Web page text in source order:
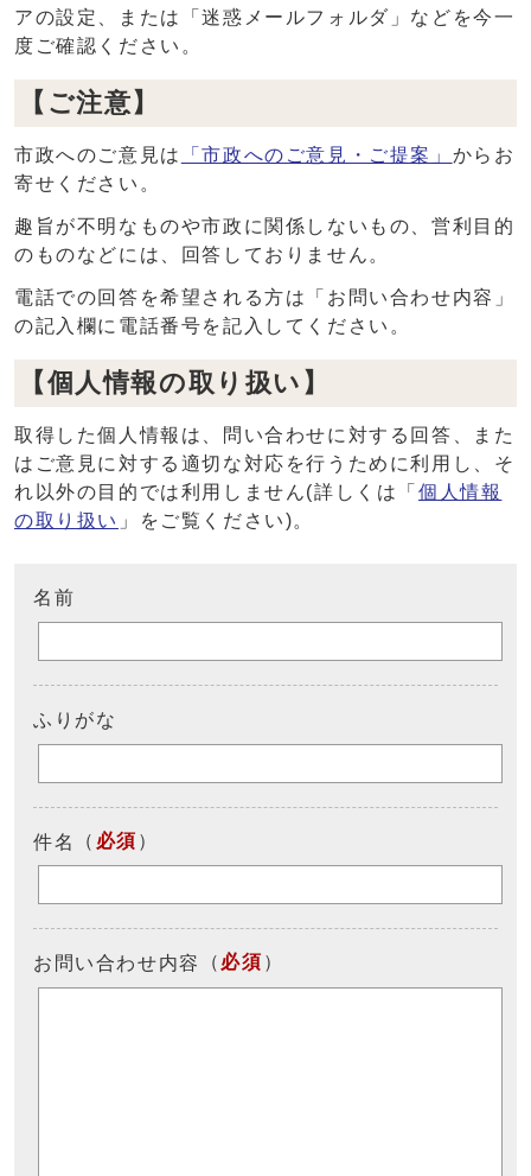
アの設定、または「迷惑メールフォルダ」などを今一
度ご確認ください。
【ご注意】
市政へのご意見は 「市政へのご意見・ご提案」 からお
寄せください。
趣旨が不明なものや市政に関係しないもの、営利目的
のものなどには、回答しておりません。
電話での回答を希望される方は「お問い合わせ内容」
の記入欄に電話番号を記入してください。
【個人情報の取り扱い】
取得した個人情報は、問い合わせに対する回答、また
はご意見に対する適切な対応を行うために利用し、そ
れ以外の目的では利用しません(詳しくは「 個人情報
の取り扱い 」をご覧ください)。
名前
ふりがな
件名 （ 必須 ）
お問い合わせ内容 （ 必須 ）